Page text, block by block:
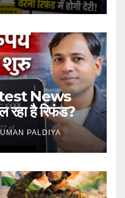
News
रहा है रिफंड?
PALDIYA